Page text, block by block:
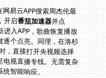
易云APP搜索周杰伦最
开启番茄加速器并点
击"音乐优化"模式；15秒后重新进入APP，歌曲恢复播放
状态，收藏列表里的灰色条目被逐个点亮。同理，在洛杉
矶想收看CCTV-4国际频道直播时，直接打开央视频选择
栏目，加速器自动识别并切换至电视直播专线。无需复杂
统智能响应。